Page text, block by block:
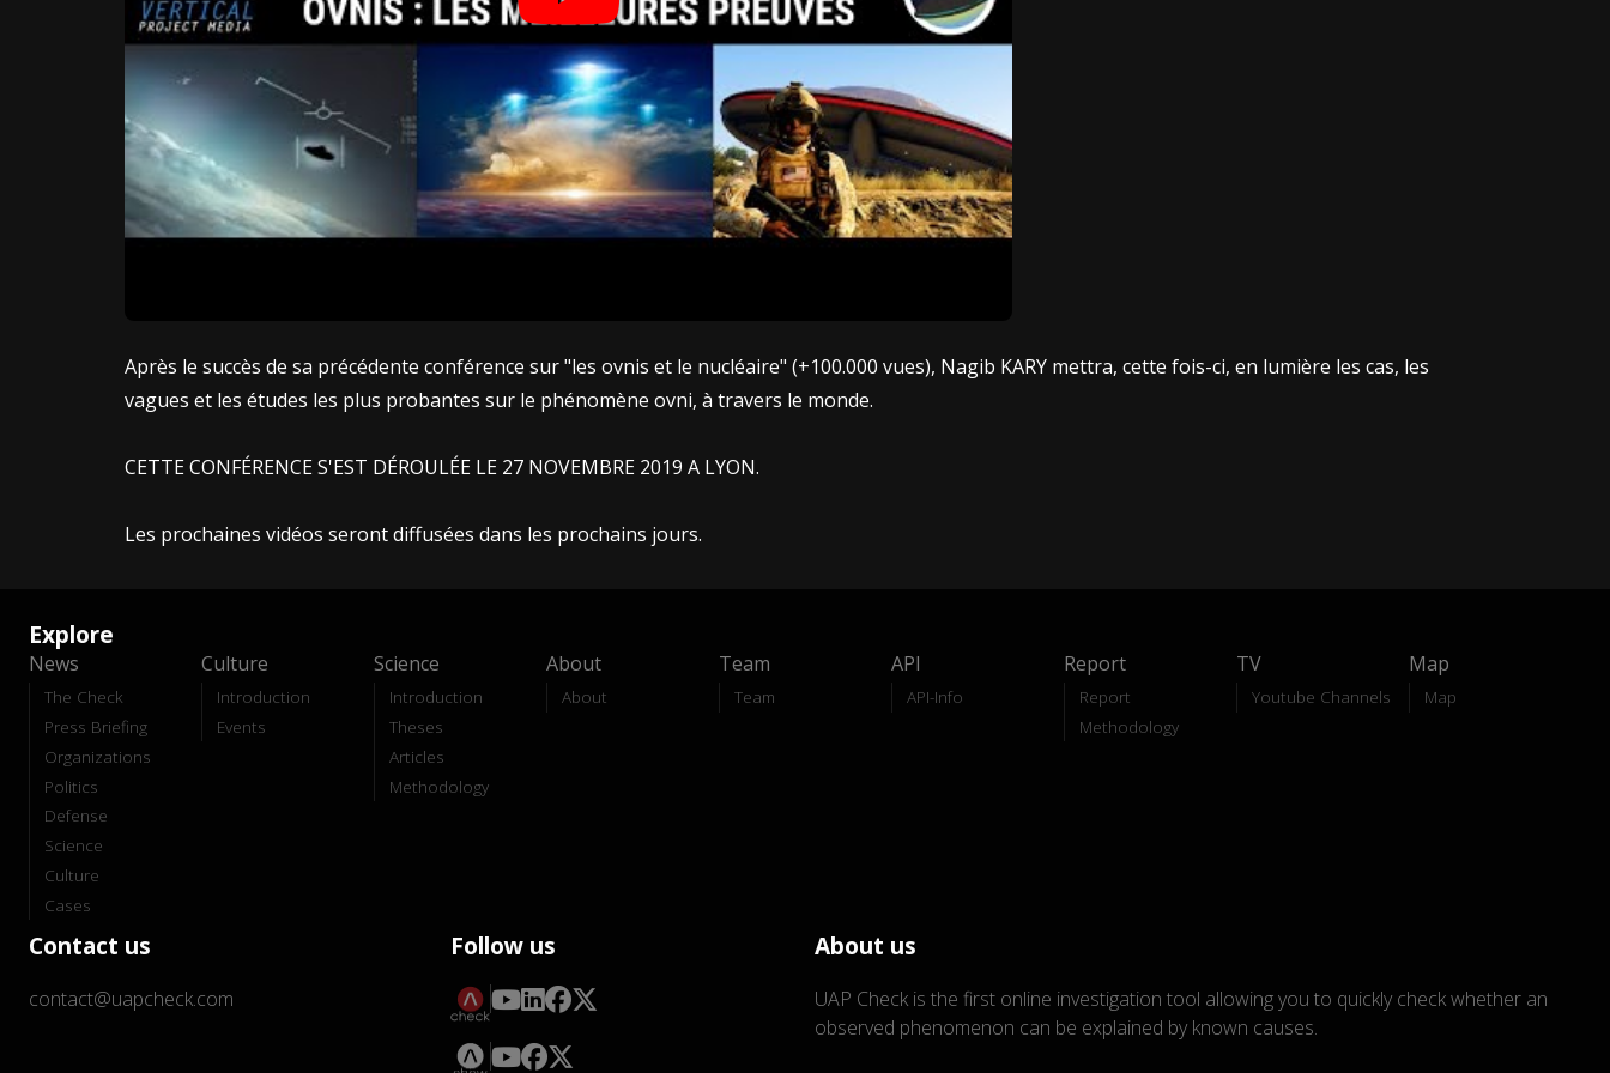
Après le succès de sa précédente conférence sur "les ovnis et le nucléaire" (+100.000 vues), Nagib KARY mettra, cette fois-ci, en lumière les cas, les
vagues et les études les plus probantes sur le phénomène ovni, à travers le monde.
​CETTE CONFÉRENCE S'EST DÉROULÉE LE 27 NOVEMBRE 2019 A LYON.
Les prochaines vidéos seront diffusées dans les prochains jours.
Explore
News
The Check
Press Briefing
Organizations
Politics
Defense
Science
Culture
Cases
Culture
Introduction
Events
Science
Introduction
Theses
Articles
Methodology
About
About
Team
Team
API
API-Info
Report
Report
Methodology
TV
Youtube Channels
Map
Map
Contact us
contact@uapcheck.com
Follow us About us
UAP Check is the first online investigation tool allowing you to quickly check whether an
observed phenomenon can be explained by known causes.